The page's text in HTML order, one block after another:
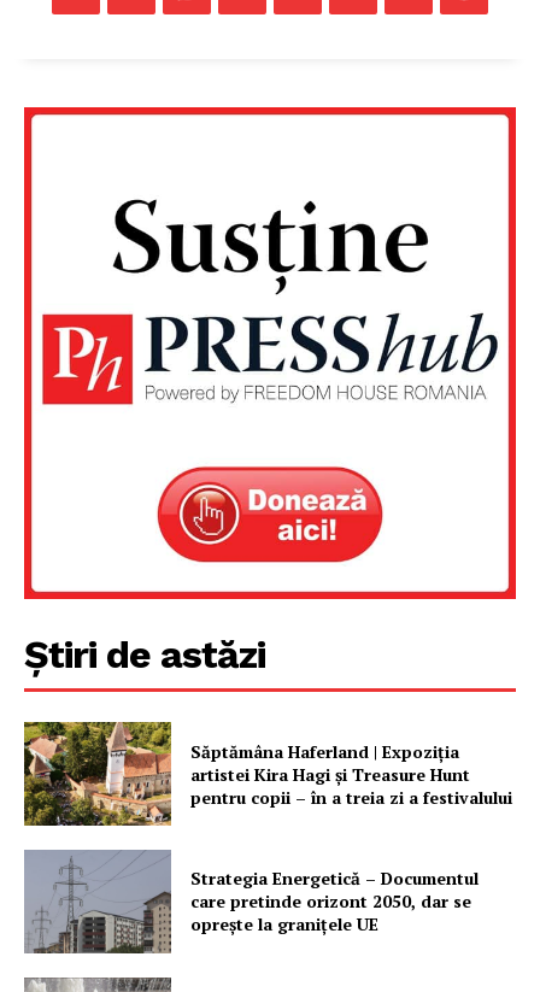
Știri de astăzi
Săptămâna Haferland | Expoziţia
artistei Kira Hagi şi Treasure Hunt
pentru copii – în a treia zi a festivalului
Strategia Energetică – Documentul
care pretinde orizont 2050, dar se
oprește la granițele UE